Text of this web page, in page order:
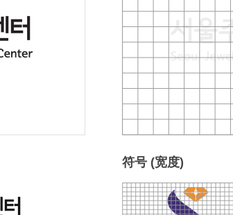
符号 (宽度)